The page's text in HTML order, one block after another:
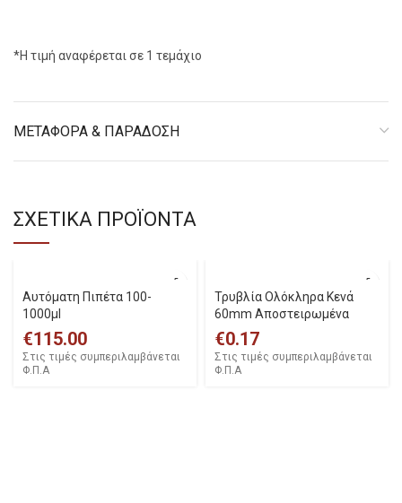
*Η τιμή αναφέρεται σε 1 τεμάχιο
ΜΕΤΑΦΟΡΑ & ΠΑΡΑΔΟΣΗ
ΣΧΕΤΙΚΑ ΠΡΟΪΟΝΤΑ
Αυτόματη Πιπέτα 100-
1000μl
€115.00
Στις τιμές συμπεριλαμβάνεται
Φ.Π.Α
Τρυβλία Ολόκληρα Κενά
60mm Αποστειρωμένα
€0.17
Στις τιμές συμπεριλαμβάνεται
Φ.Π.Α